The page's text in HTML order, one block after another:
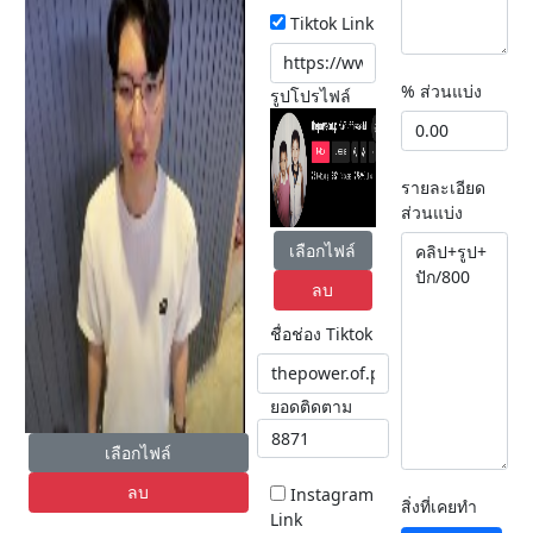
เลือกไฟล์
ลบ
Tiktok Link
รูปโปรไฟล์
เลือกไฟล์
ลบ
ชื่อช่อง Tiktok
ยอดติดตาม
Instagram
Link
% ส่วนแบ่ง
รายละเอียด
ส่วนแบ่ง
สิ่งที่เคยทำ